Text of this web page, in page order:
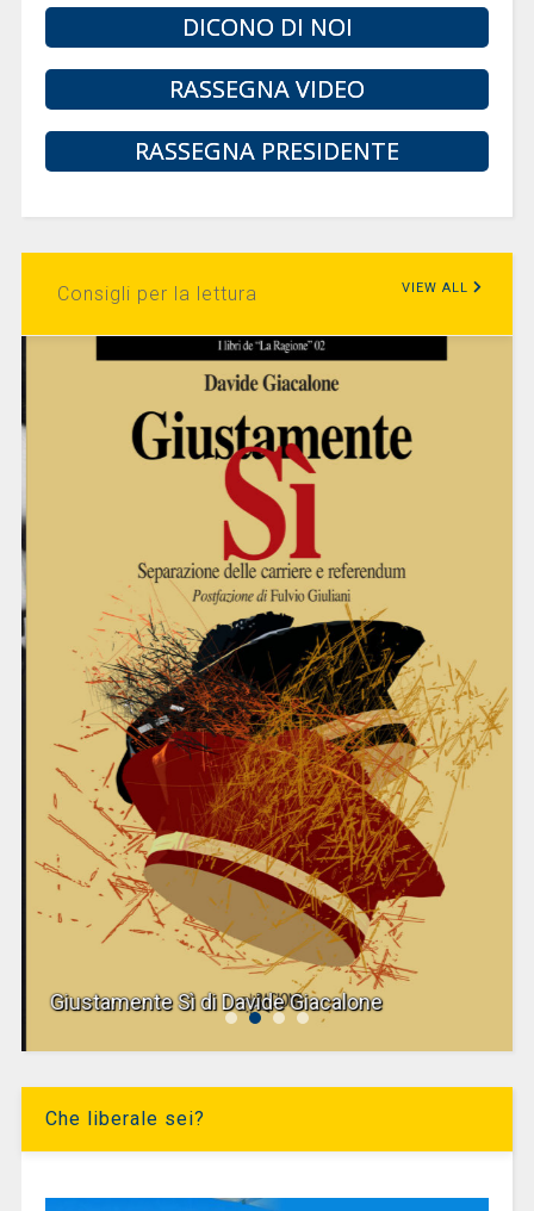
DICONO DI NOI
RASSEGNA VIDEO
RASSEGNA PRESIDENTE
Consigli per la lettura VIEW ALL
Giustamente Sì di Davide Giacalone
Che liberale sei?